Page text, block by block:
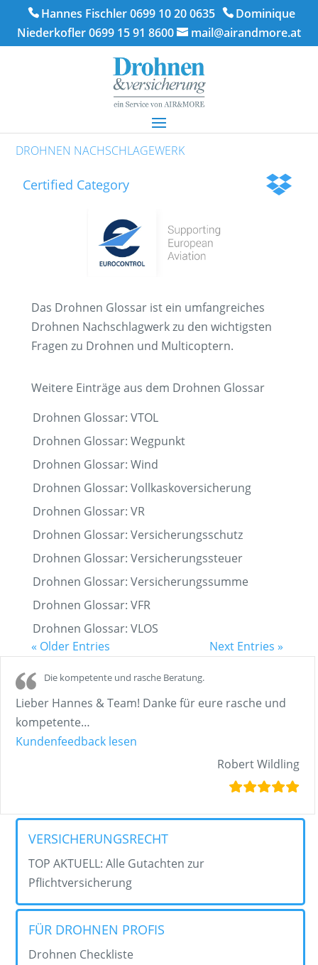
Hannes Fischler 0699 10 20 0635
Dominique
Niederkofler 0699 15 91 8600
mail@airandmore.at
DROHNEN NACHSCHLAGEWERK
Certified Category
Das Drohnen Glossar ist ein umfangreiches
Drohnen Nachschlagwerk zu den wichtigsten
Fragen zu Drohnen und Multicoptern.
Weitere Einträge aus dem Drohnen Glossar
Drohnen Glossar: VTOL
Drohnen Glossar: Wegpunkt
Drohnen Glossar: Wind
Drohnen Glossar: Vollkaskoversicherung
Drohnen Glossar: VR
Drohnen Glossar: Versicherungsschutz
Drohnen Glossar: Versicherungssteuer
Drohnen Glossar: Versicherungssumme
Drohnen Glossar: VFR
Drohnen Glossar: VLOS
« Older Entries
Next Entries »
Die kompetente und rasche Beratung.
Lieber Hannes & Team! Danke für eure rasche und
kompetente…
Kundenfeedback lesen
Robert Wildling
VERSICHERUNGSRECHT
TOP AKTUELL: Alle Gutachten zur
Pflichtversicherung
FÜR DROHNEN PROFIS
Drohnen Checkliste